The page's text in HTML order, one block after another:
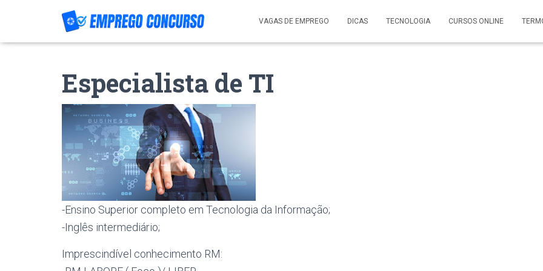
VAGAS DE EMPREGO DICAS TECNOLOGIA CURSOS ONLINE
Especialista de TI
-Ensino Superior completo em Tecnologia da Informação;
-Inglês intermediário;
Imprescindível conhecimento RM: